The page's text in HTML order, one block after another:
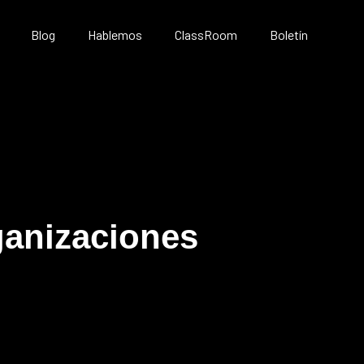
Blog Hablemos ClassRoom Boletín